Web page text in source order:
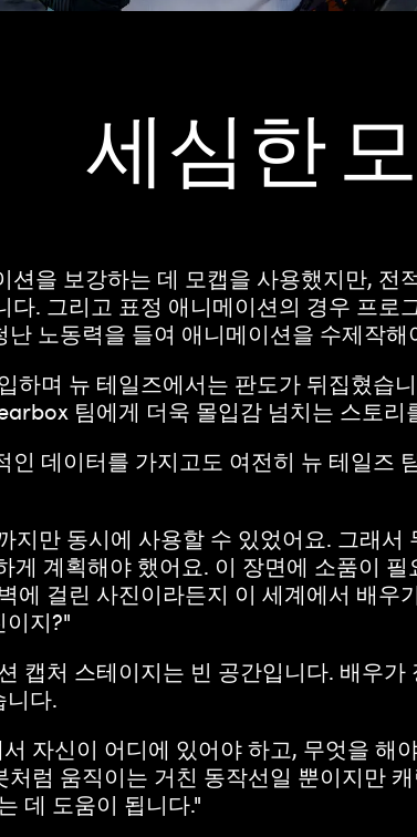
세심한
션을 보강하는 데 모캡을 사용했지만,
. 그리고 표정 애니메이션의 경우 프
노동력을 들여 애니메이션을 수제작
하며 뉴 테일즈에서는 판도가 뒤집혔습
팀에게 더욱 몰입감 넘치는 스토
데이터를 가지고도 여전히 뉴 테일즈
지만 동시에 사용할 수 있었어요. 그래
게 계획해야 했어요. 이 장면에 소품이
에 걸린 사진이라든지 이 세계에서 배
지?"
캡처 스테이지는 빈 공간입니다. 배우
니다.
자신이 어디에 있어야 하고, 무엇을
럼 움직이는 거친 동작선일 뿐이지만
데 도움이 됩니다."